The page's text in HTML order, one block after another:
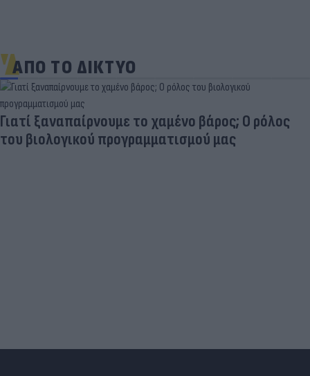
ΑΠΟ ΤΟ ΔΙΚΤΥΟ
Γιατί ξαναπαίρνουμε το χαμένο βάρος; Ο ρόλος
του βιολογικού προγραμματισμού μας